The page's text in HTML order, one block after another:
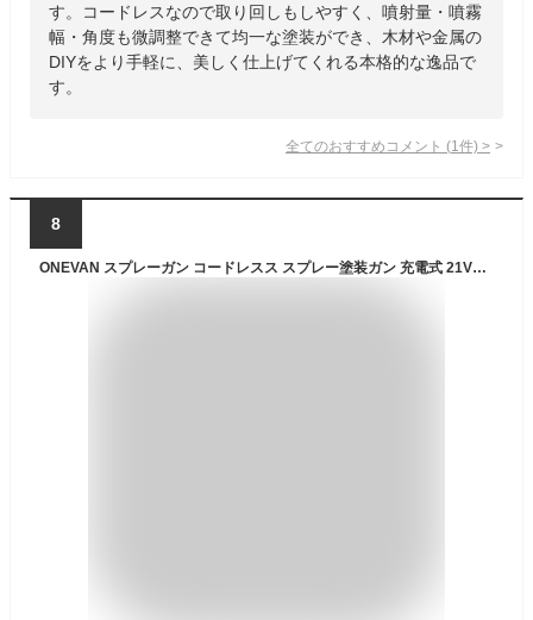
す。コードレスなので取り回しもしやすく、噴射量・噴霧
幅・角度も微調整できて均一な塗装ができ、木材や金属の
DIYをより手軽に、美しく仕上げてくれる本格的な逸品で
す。
全てのおすすめコメント (1 件) >
8
ONEVAN スプレーガン コードレスス スプレー塗装ガン 充電式 21V電動スプレーガン 塗装ガン 噴射量調節可能 水性油性塗料対応 1200ml大容量塗装機 三つの吹き付けパターン 4種類のノズル バッテリー付き DIY用